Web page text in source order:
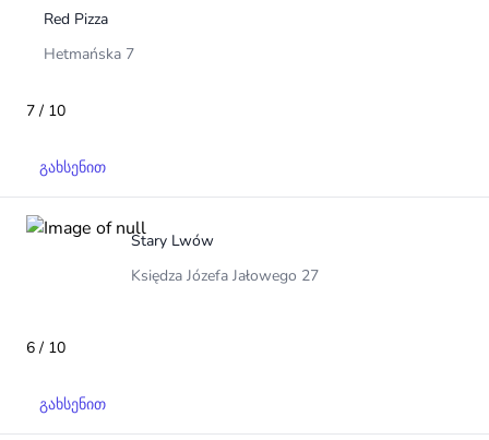
Red Pizza
Hetmańska 7
7 / 10
გახსენით
Stary Lwów
Księdza Józefa Jałowego 27
6 / 10
გახსენით